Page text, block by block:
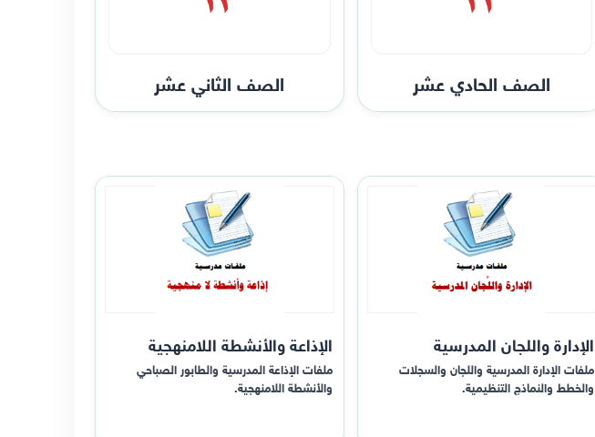
الصف الحادي عشر الصف الثاني عشر
الإدارة واللجان المدرسية
ملفات الإدارة المدرسية واللجان والسجلات
والخطط والنماذج التنظيمية.
الإذاعة والأنشطة اللامنهجية
ملفات الإذاعة المدرسية والطابور الصباحي
والأنشطة اللامنهجية.